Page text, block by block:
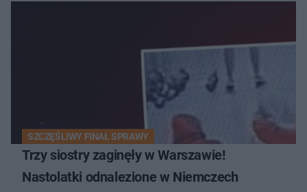
SZCZĘŚLIWY FINAŁ SPRAWY
Trzy siostry zaginęły w Warszawie!
Nastolatki odnalezione w Niemczech